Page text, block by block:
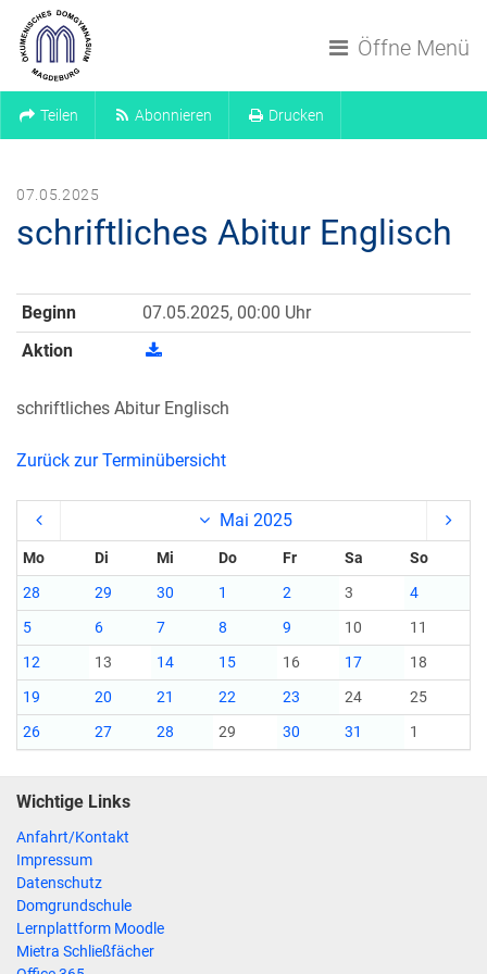
Öffne Menü
Teilen Abonnieren Drucken
07.05.2025
schriftliches Abitur Englisch
Beginn
07.05.2025, 00:00 Uhr
Aktion
schriftliches Abitur Englisch
Zurück zur Terminübersicht
Mai 2025
Mo Di Mi Do Fr Sa
So
28
29 30 1 2 3
4
5
6 7 8 9 10
11
12
13 14 15 16 17
18
19
20 21 22 23 24
25
26
27 28 29 30 31 1
Wichtige Links
Anfahrt/Kontakt
Impressum
Datenschutz
Domgrundschule
Lernplattform Moodle
Mietra Schließfächer